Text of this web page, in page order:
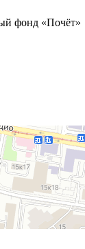
фонд «Почёт»